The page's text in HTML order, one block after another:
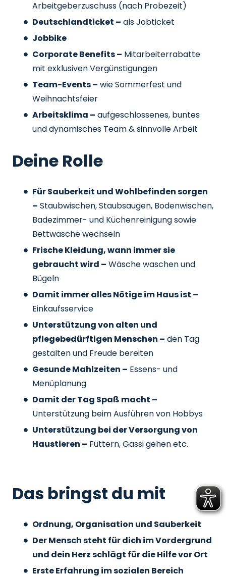
Arbeitgeberzuschuss (nach Probezeit)
Deutschlandticket – als Jobticket
Jobbike
Corporate Benefits – Mitarbeiterrabatte
mit exklusiven Vergünstigungen
Team-Events – wie Sommerfest und
Weihnachtsfeier
Arbeitsklima – aufgeschlossenes, buntes
und dynamisches Team & sinnvolle Arbeit
Deine Rolle
Für Sauberkeit und Wohlbefinden sorgen
– Staubwischen, Staubsaugen, Bodenwischen,
Badezimmer- und Küchenreinigung sowie
Bettwäsche wechseln
Frische Kleidung, wann immer sie
gebraucht wird – Wäsche waschen und
Bügeln
Damit immer alles Nötige im Haus ist –
Einkaufsservice
Unterstützung von alten und
pflegebedürftigen Menschen – den Tag
gestalten und Freude bereiten
Gesunde Mahlzeiten – Essens- und
Menüplanung
Damit der Tag Spaß macht –
Unterstützung beim Ausführen von Hobbys
Unterstützung bei der Versorgung von
Haustieren – Füttern, Gassi gehen etc.
Das bringst du mit
Ordnung, Organisation und Sauberkeit
Der Mensch steht für dich im Vordergrund
und dein Herz schlägt für die Hilfe vor Ort
Erste Erfahrung im sozialen Bereich